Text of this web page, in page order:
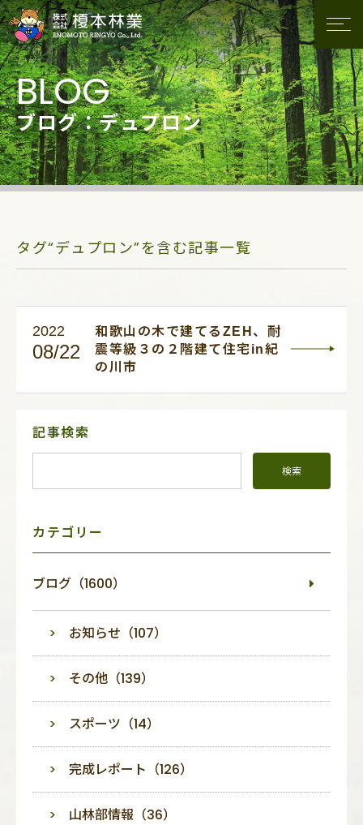
ブログ：デュプロン
タグ“デュプロン”を含む記事一覧
2022
08/22
和歌山の木で建てるZEH、耐
震等級３の２階建て住宅in紀
の川市
サ
ニ
記事検索
カテゴリー
ブログ（1600）
お知らせ（107）
その他（139）
スポーツ（14）
完成レポート（126）
山林部情報（36）